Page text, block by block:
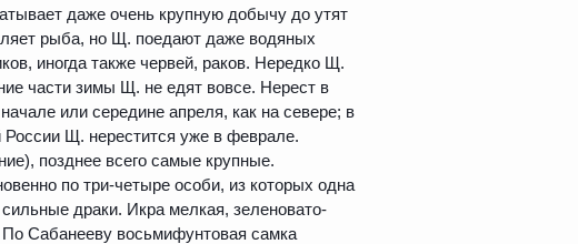
даже очень крупную добычу до утят
рыба, но Щ. поедают даже водяных
иногда также червей, раков. Нередко Щ.
части зимы Щ. не едят вовсе. Нерест в
или середине апреля, как на севере; в
Щ. нерестится уже в феврале.
позднее всего самые крупные.
по три-четыре особи, из которых одна
драки. Икра мелкая, зеленовато-
Сабанееву восьмифунтовая самка